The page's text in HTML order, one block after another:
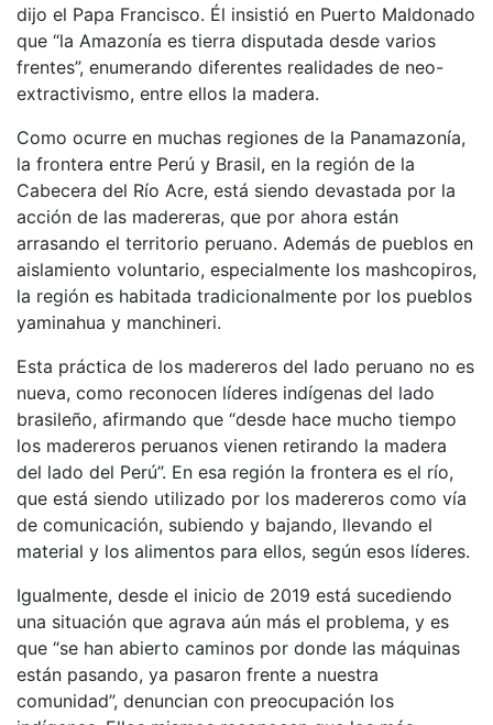
dijo el Papa Francisco. Él insistió en Puerto Maldonado
que “la Amazonía es tierra disputada desde varios
frentes”, enumerando diferentes realidades de neo-
extractivismo, entre ellos la madera.
Como ocurre en muchas regiones de la Panamazonía,
la frontera entre Perú y Brasil, en la región de la
Cabecera del Río Acre, está siendo devastada por la
acción de las madereras, que por ahora están
arrasando el territorio peruano. Además de pueblos en
aislamiento voluntario, especialmente los mashcopiros,
la región es habitada tradicionalmente por los pueblos
yaminahua y manchineri.
Esta práctica de los madereros del lado peruano no es
nueva, como reconocen líderes indígenas del lado
brasileño, afirmando que “desde hace mucho tiempo
los madereros peruanos vienen retirando la madera
del lado del Perú”. En esa región la frontera es el río,
que está siendo utilizado por los madereros como vía
de comunicación, subiendo y bajando, llevando el
material y los alimentos para ellos, según esos líderes.
Igualmente, desde el inicio de 2019 está sucediendo
una situación que agrava aún más el problema, y es
que “se han abierto caminos por donde las máquinas
están pasando, ya pasaron frente a nuestra
comunidad”, denuncian con preocupación los